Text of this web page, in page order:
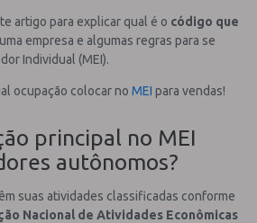
artigo para explicar qual é o código que
empresa e algumas regras para se
Individual (MEI).
ocupação colocar no MEI para vendas!
principal no MEI
autônomos?
suas atividades classificadas conforme
Nacional de Atividades Econômicas